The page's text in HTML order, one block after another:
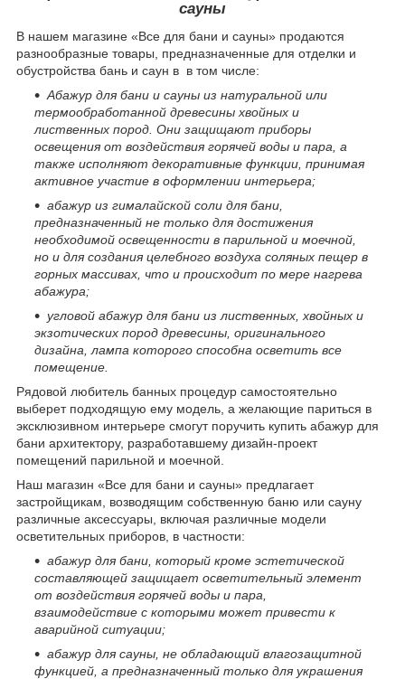
сауны
В нашем магазине «Все для бани и сауны» продаются
разнообразные товары, предназначенные для отделки и
обустройства бань и саун в в том числе:
Абажур для бани и сауны из натуральной или
термообработанной древесины хвойных и
лиственных пород. Они защищают приборы
освещения от воздействия горячей воды и пара, а
также исполняют декоративные функции, принимая
активное участие в оформлении интерьера;
абажур из гималайской соли для бани,
предназначенный не только для достижения
необходимой освещенности в парильной и моечной,
но и для создания целебного воздуха соляных пещер в
горных массивах, что и происходит по мере нагрева
абажура;
угловой абажур для бани из лиственных, хвойных и
экзотических пород древесины, оригинального
дизайна, лампа которого способна осветить все
помещение.
Рядовой любитель банных процедур самостоятельно
выберет подходящую ему модель, а желающие париться в
эксклюзивном интерьере смогут поручить купить абажур для
бани архитектору, разработавшему дизайн-проект
помещений парильной и моечной.
Наш магазин «Все для бани и сауны» предлагает
застройщикам, возводящим собственную баню или сауну
различные аксессуары, включая различные модели
осветительных приборов, в частности:
абажур для бани, который кроме эстетической
составляющей защищает осветительный элемент
от воздействия горячей воды и пара,
взаимодействие с которыми может привести к
аварийной ситуации;
абажур для сауны, не обладающий влагозащитной
функцией, а предназначенный только для украшения